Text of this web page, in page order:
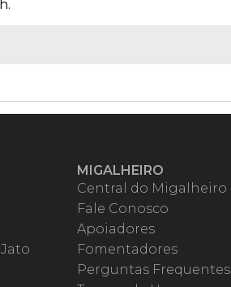
MIGALHEIRO
Central do Migalheiro
Fale Conosco
Apoiadores
Fomentadores
Perguntas Frequentes